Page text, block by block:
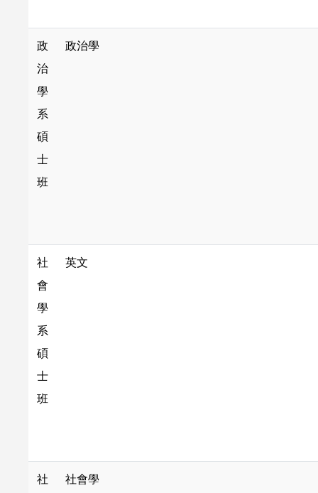
政
治
學
系
碩
士
班
政治學
社
會
學
系
碩
士
班
英文
社
社會學